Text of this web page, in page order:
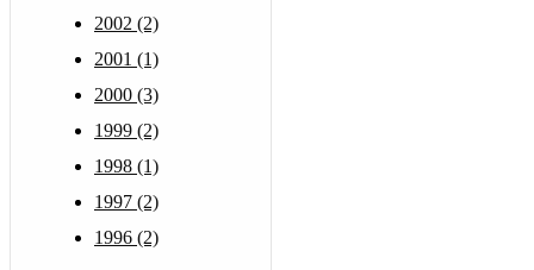
2002 (2)
2001 (1)
2000 (3)
1999 (2)
1998 (1)
1997 (2)
1996 (2)